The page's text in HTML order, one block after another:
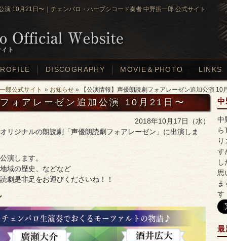
10月21日〜｜チェンバロ・ハープシコード奏者 中野振一郎 公式サイト
DISCOGRAPHY MOVIE＆PHOTO LINKS
郎公式サイト » お知らせ » 【公演情報】声優朗読劇フォアレーゼン追加公演 10
ォアレーゼン追加公演 10月21日〜
2018年10月17日（水）
リジナルの朗読劇「声優朗読劇フォアレーゼン」に出演しま
演します。
域の歴史、などなど
劇是非足をお運びくださいね！！
中
ら
す
思
す